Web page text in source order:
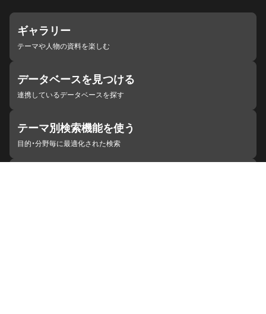
ギャラリー
テーマや人物の資料を楽しむ
データベースを見つける
連携しているデータベースを探す
テーマ別検索機能を使う
目的・分野毎に最適化された検索